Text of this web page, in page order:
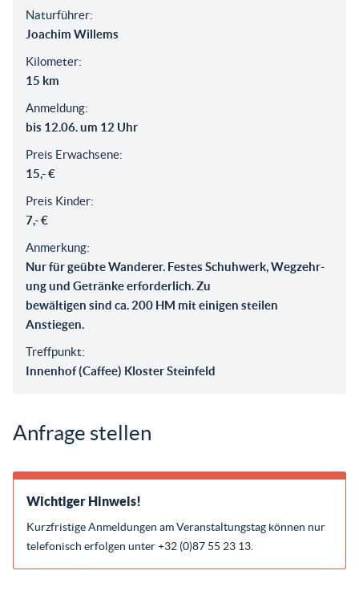
Naturführer:
Joachim Willems
Kilometer:
15 km
Anmeldung:
bis 12.06. um 12 Uhr
Preis Erwachsene:
15,- €
Preis Kinder:
7,- €
Anmerkung:
Nur für geübte Wanderer. Festes Schuhwerk, Wegzehr-
ung und Getränke erforderlich. Zu
bewältigen sind ca. 200 HM mit einigen steilen
Anstiegen.
Treffpunkt:
Innenhof (Caffee) Kloster Steinfeld
Anfrage stellen
Wichtiger Hinweis!
Kurzfristige Anmeldungen am Veranstaltungstag können nur
telefonisch erfolgen unter +32 (0)87 55 23 13.